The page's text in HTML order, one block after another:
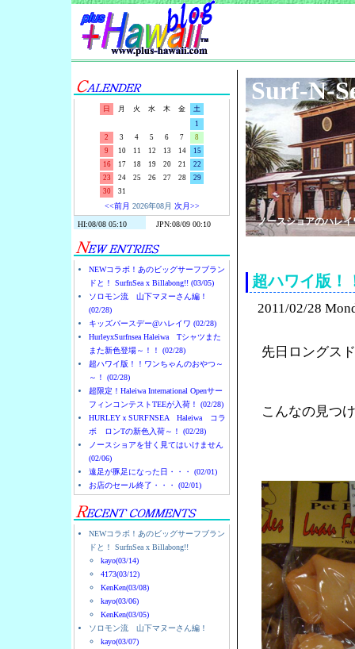
日 月 火 水 木 金
土
1
2
3 4 5 6 7
8
9
10 11 12 13 14
15
16
17 18 19 20 21
22
23
24 25 26 27 28
29
30
31
<<前月 2026年08月 次月>>
NEWコラボ！あのビッグサーフブラン
ドと！ SurfnSea x Billabong!! (03/05)
ソロモン流 山下マヌーさん編！
(02/28)
キッズバースデー@ハレイワ (02/28)
HurleyxSurfnsea Haleiwa Tシャツまた
また新色登場～！！ (02/28)
超ハワイ版！！ワンちゃんのおやつ～
～！ (02/28)
超限定！Haleiwa International Openサー
フィンコンテストTEEが入荷！ (02/28)
HURLEYｘSURFNSEA Haleiwa コラ
ボ ロンTの新色入荷～！ (02/28)
ノースショアを甘く見てはいけません
(02/06)
遠足が豚足になった日・・・ (02/01)
お店のセール終了・・・ (02/01)
NEWコラボ！あのビッグサーフブラン
ドと！ SurfnSea x Billabong!!
kayo(03/14)
4173(03/12)
KenKen(03/08)
kayo(03/06)
KenKen(03/05)
ソロモン流 山下マヌーさん編！
kayo(03/07)
Surf-N-
ノースショアのハレ
超ハワイ版！
2011/02/28
先日ロングス
こんなの見つ